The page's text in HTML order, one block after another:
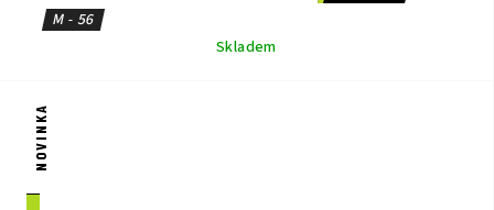
M - 56
Skladem
NOVINKA